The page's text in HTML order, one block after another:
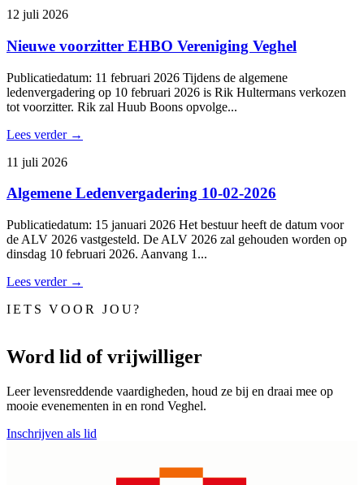
12 juli 2026
Nieuwe voorzitter EHBO Vereniging Veghel
Publicatiedatum: 11 februari 2026 Tijdens de algemene
ledenvergadering op 10 februari 2026 is Rik Hultermans verkozen
tot voorzitter. Rik zal Huub Boons opvolge...
Lees verder →
11 juli 2026
Algemene Ledenvergadering 10-02-2026
Publicatiedatum: 15 januari 2026 Het bestuur heeft de datum voor
de ALV 2026 vastgesteld. De ALV 2026 zal gehouden worden op
dinsdag 10 februari 2026. Aanvang 1...
Lees verder →
IETS VOOR JOU?
Word lid of vrijwilliger
Leer levensreddende vaardigheden, houd ze bij en draai mee op
mooie evenementen in en rond Veghel.
Inschrijven als lid